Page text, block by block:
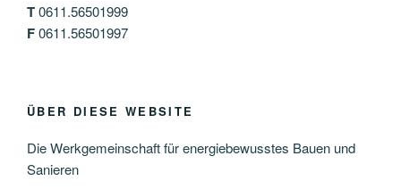
T0611.56501999
F0611.56501997
ÜBER DIESE WEBSITE
Die Werkgemeinschaft für energiebewusstes Bauen und
Sanieren